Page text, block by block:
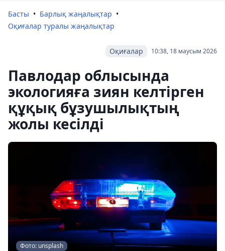
Басты
Барлық жаңалықтар
Оқиғалар туралы жаңалықтар
10:38, 18 маусым 2026
Оқиғалар
Павлодар облысында
экологияға зиян келтірген
құқық бұзушылықтың
жолы кесілді
Фото: unsplash